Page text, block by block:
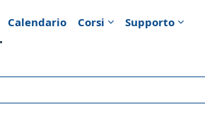
Calendario Corsi Supporto